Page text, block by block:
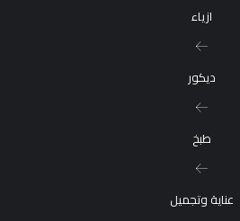
ازياء
ديكور
طبخ
عناية وتجميل